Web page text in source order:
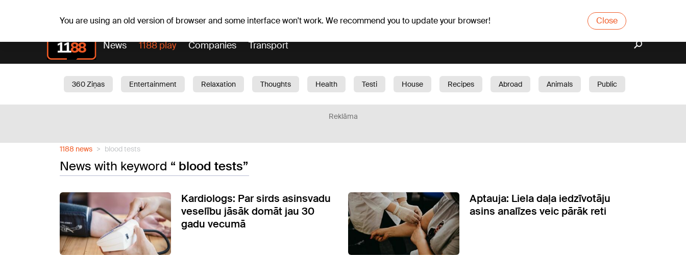
You are using an old version of browser and some interface won't work. We recommend you to update your browser! Close
News 1188 play Companies Transport
360 Ziņas Entertainment Relaxation Thoughts Health Testi House Recipes Abroad Animals
Public
Reklāma
1188 news blood tests
News with keyword “ blood tests”
Kardiologs: Par sirds asinsvadu
veselību jāsāk domāt jau 30
gadu vecumā
Aptauja: Liela daļa iedzīvotāju
asins analīzes veic pārāk reti